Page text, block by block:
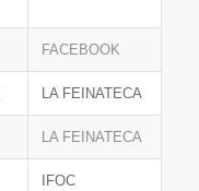
FACEBOOK
LA FEINATECA
LA FEINATECA
IFOC